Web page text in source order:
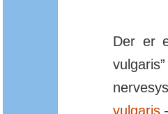
Der er
vulgaris